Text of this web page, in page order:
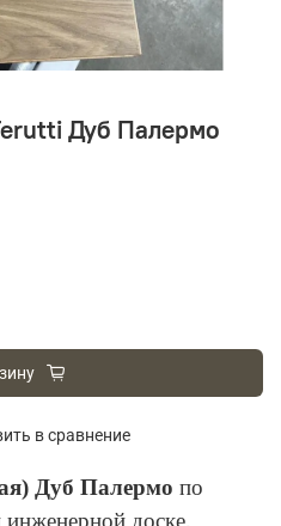
Дуб Палермо
в сравнение
Дуб Палермо по
инженерной доске.